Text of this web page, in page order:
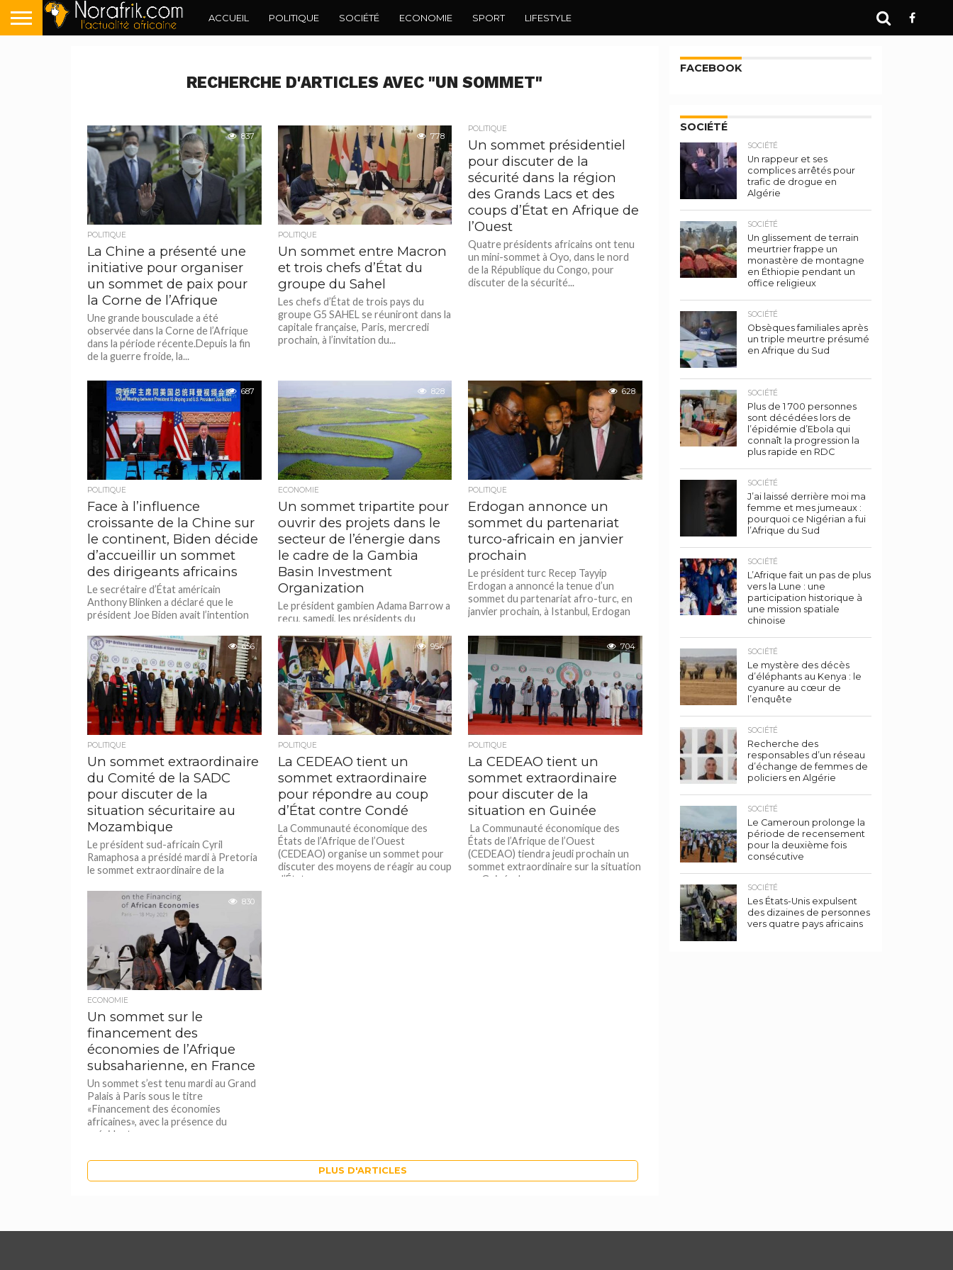
ACCUEIL POLITIQUE SOCIÉTÉ ECONOMIE SPORT LIFESTYLE
RECHERCHE D'ARTICLES AVEC "UN SOMMET"
837
POLITIQUE
La Chine a présenté une
initiative pour organiser
un sommet de paix pour
la Corne de l’Afrique
Une grande bousculade a été
observée dans la Corne de l’Afrique
dans la période récente.Depuis la fin
de la guerre froide, la...
778
POLITIQUE
Un sommet entre Macron
et trois chefs d’État du
groupe du Sahel
Les chefs d’État de trois pays du
groupe G5 SAHEL se réuniront dans la
capitale française, Paris, mercredi
prochain, à l’invitation du...
POLITIQUE
Un sommet présidentiel
pour discuter de la
sécurité dans la région
des Grands Lacs et des
coups d’État en Afrique de
l’Ouest
Quatre présidents africains ont tenu
un mini-sommet à Oyo, dans le nord
de la République du Congo, pour
discuter de la sécurité...
687
POLITIQUE
Face à l’influence
croissante de la Chine sur
le continent, Biden décide
d’accueillir un sommet
des dirigeants africains
Le secrétaire d’État américain
Anthony Blinken a déclaré que le
président Joe Biden avait l’intention
africains pour...
828
ECONOMIE
Un sommet tripartite pour
ouvrir des projets dans le
secteur de l’énergie dans
le cadre de la Gambia
Basin Investment
Organization
Le président gambien Adama Barrow a
reçu, samedi, les présidents du
Bissau Umaru Sissoko Embalo,...
628
POLITIQUE
Erdogan annonce un
sommet du partenariat
turco-africain en janvier
prochain
Le président turc Recep Tayyip
Erdogan a annoncé la tenue d’un
sommet du partenariat afro-turc, en
janvier prochain, à Istanbul, Erdogan
656
POLITIQUE
Un sommet extraordinaire
du Comité de la SADC
pour discuter de la
situation sécuritaire au
Mozambique
Le président sud-africain Cyril
Ramaphosa a présidé mardi à Pretoria
le sommet extraordinaire de la
Communauté de développement...
954
POLITIQUE
La CEDEAO tient un
sommet extraordinaire
pour répondre au coup
d’État contre Condé
La Communauté économique des
États de l’Afrique de l’Ouest
(CEDEAO) organise un sommet pour
discuter des moyens de réagir au coup
d’État...
704
POLITIQUE
La CEDEAO tient un
sommet extraordinaire
pour discuter de la
situation en Guinée
La Communauté économique des
États de l’Afrique de l’Ouest
(CEDEAO) tiendra jeudi prochain un
sommet extraordinaire sur la situation
en Guinée, les...
830
ECONOMIE
Un sommet sur le
financement des
économies de l’Afrique
subsaharienne, en France
Un sommet s’est tenu mardi au Grand
Palais à Paris sous le titre
«Financement des économies
africaines», avec la présence du
président...
PLUS D'ARTICLES
FACEBOOK
SOCIÉTÉ
SOCIÉTÉ
Un rappeur et ses
complices arrêtés pour
trafic de drogue en
Algérie
SOCIÉTÉ
Un glissement de terrain
meurtrier frappe un
monastère de montagne
en Éthiopie pendant un
office religieux
SOCIÉTÉ
Obsèques familiales après
un triple meurtre présumé
en Afrique du Sud
SOCIÉTÉ
Plus de 1 700 personnes
sont décédées lors de
l’épidémie d’Ebola qui
connaît la progression la
plus rapide en RDC
SOCIÉTÉ
J’ai laissé derrière moi ma
femme et mes jumeaux :
pourquoi ce Nigérian a fui
l’Afrique du Sud
SOCIÉTÉ
L’Afrique fait un pas de plus
vers la Lune : une
participation historique à
une mission spatiale
chinoise
SOCIÉTÉ
Le mystère des décès
d’éléphants au Kenya : le
cyanure au cœur de
l’enquête
SOCIÉTÉ
Recherche des
responsables d’un réseau
d’échange de femmes de
policiers en Algérie
SOCIÉTÉ
Le Cameroun prolonge la
période de recensement
pour la deuxième fois
consécutive
SOCIÉTÉ
Les États-Unis expulsent
des dizaines de personnes
vers quatre pays africains